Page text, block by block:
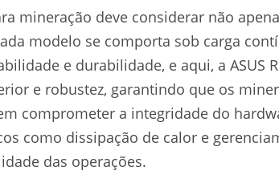
mineração deve considerar não
modelo se comporta sob carga
e durabilidade, e aqui, a ASUS
e robustez, garantindo que os
comprometer a integridade do
como dissipação de calor e
das operações.